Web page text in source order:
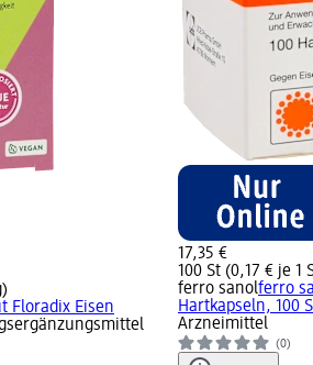
Floradix Eisen
17,35 €
100 St (0,17 € je 1
ferro sanolferro
Hartkapseln, 100
Arzneimittel
(0)